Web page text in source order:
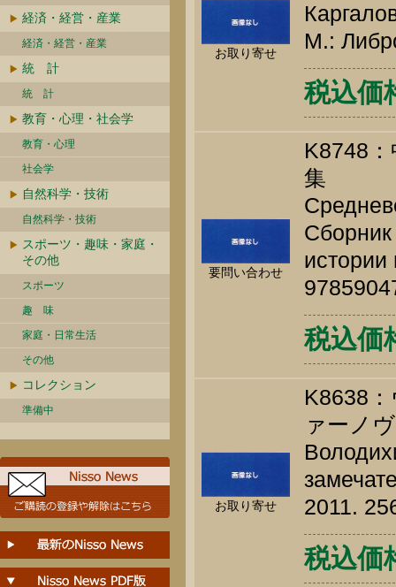
経済・経営・産業
経済・経営・産業
統 計
統 計
教育・心理・社会学
教育・心理
社会学
自然科学・技術
自然科学・技術
スポーツ・趣味・家庭・
その他
スポーツ
趣 味
家庭・日常生活
その他
コレクション
準備中
お取り寄せ
М.:
税込価
要問い合わせ
K8748
集
Сборник
税込価
お取り寄せ
K8638
ァーノ
2011.
税込価